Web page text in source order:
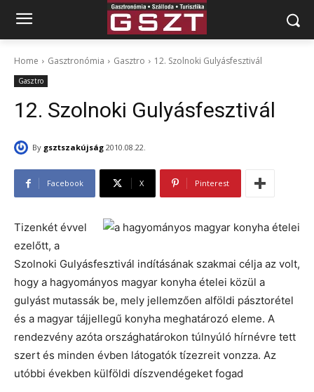
Home Gasztronómia Gasztro 12. Szolnoki Gulyásfesztivál
Gasztro
12. Szolnoki Gulyásfesztivál
By gsztszakújság 2010.08.22.
Facebook X Pinterest
Tizenkét évvel
ezelőtt, a
Szolnoki Gulyásfesztivál indításának szakmai célja az volt,
hogy a hagyományos magyar konyha ételei közül a
gulyást mutassák be, mely jellemzően alföldi pásztorétel
és a magyar tájjellegű konyha meghatározó eleme. A
rendezvény azóta országhatárokon túlnyúló hírnévre tett
szert és minden évben látogatók tízezreit vonzza. Az
utóbbi években külföldi díszvendégeket fogad